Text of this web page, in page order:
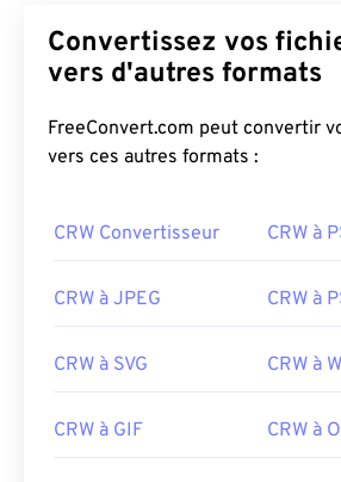
Convertissez vos fichiers
vers d'autres formats
FreeConvert.com peut convertir vos
vers ces autres formats :
CRW Convertisseur CRW à
CRW à JPEG CRW à
CRW à SVG CRW à
CRW à GIF CRW à